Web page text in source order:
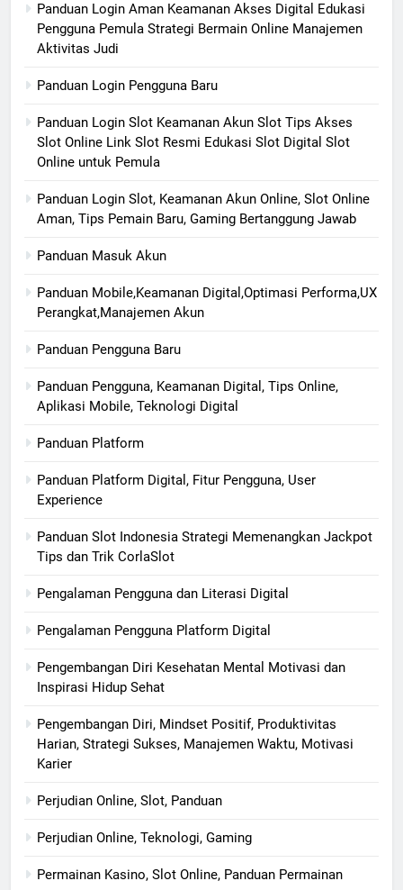
Panduan Login Aman Keamanan Akses Digital Edukasi
Pengguna Pemula Strategi Bermain Online Manajemen
Aktivitas Judi
Panduan Login Pengguna Baru
Panduan Login Slot Keamanan Akun Slot Tips Akses
Slot Online Link Slot Resmi Edukasi Slot Digital Slot
Online untuk Pemula
Panduan Login Slot, Keamanan Akun Online, Slot Online
Aman, Tips Pemain Baru, Gaming Bertanggung Jawab
Panduan Masuk Akun
Panduan Mobile,Keamanan Digital,Optimasi Performa,UX
Perangkat,Manajemen Akun
Panduan Pengguna Baru
Panduan Pengguna, Keamanan Digital, Tips Online,
Aplikasi Mobile, Teknologi Digital
Panduan Platform
Panduan Platform Digital, Fitur Pengguna, User
Experience
Panduan Slot Indonesia Strategi Memenangkan Jackpot
Tips dan Trik CorlaSlot
Pengalaman Pengguna dan Literasi Digital
Pengalaman Pengguna Platform Digital
Pengembangan Diri Kesehatan Mental Motivasi dan
Inspirasi Hidup Sehat
Pengembangan Diri, Mindset Positif, Produktivitas
Harian, Strategi Sukses, Manajemen Waktu, Motivasi
Karier
Perjudian Online, Slot, Panduan
Perjudian Online, Teknologi, Gaming
Permainan Kasino, Slot Online, Panduan Permainan